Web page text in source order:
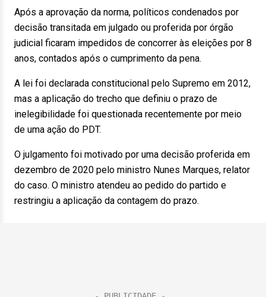
Após a aprovação da norma, políticos condenados por
decisão transitada em julgado ou proferida por órgão
judicial ficaram impedidos de concorrer às eleições por 8
anos, contados após o cumprimento da pena.
A lei foi declarada constitucional pelo Supremo em 2012,
mas a aplicação do trecho que definiu o prazo de
inelegibilidade foi questionada recentemente por meio
de uma ação do PDT.
O julgamento foi motivado por uma decisão proferida em
dezembro de 2020 pelo ministro Nunes Marques, relator
do caso. O ministro atendeu ao pedido do partido e
restringiu a aplicação da contagem do prazo.